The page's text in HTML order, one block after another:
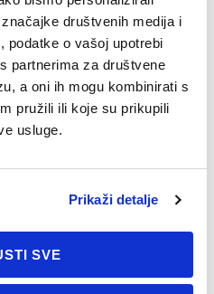
društvenih medija i
podatke o vašoj upotrebi
partnerima za društvene
a oni ih mogu kombinirati s
pružili ili koje su prikupili
usluge.
Prikaži detalje
SVE
Long Island Race /
- 890 € Mjesto
otok Trajanje: 6 dana,